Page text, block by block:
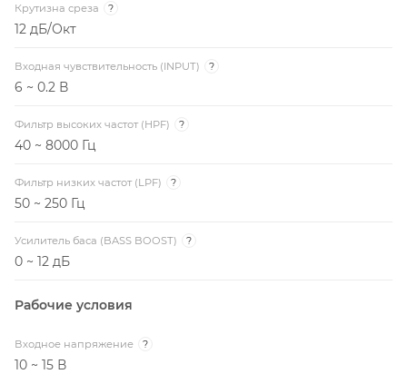
Крутизна среза ?
12 дБ/Окт
Входная чувствительность (INPUT) ?
6 ~ 0.2 В
Фильтр высоких частот (HPF) ?
40 ~ 8000 Гц
Фильтр низких частот (LPF) ?
50 ~ 250 Гц
Усилитель баса (BASS BOOST) ?
0 ~ 12 дБ
Рабочие условия
Входное напряжение ?
10 ~ 15 В